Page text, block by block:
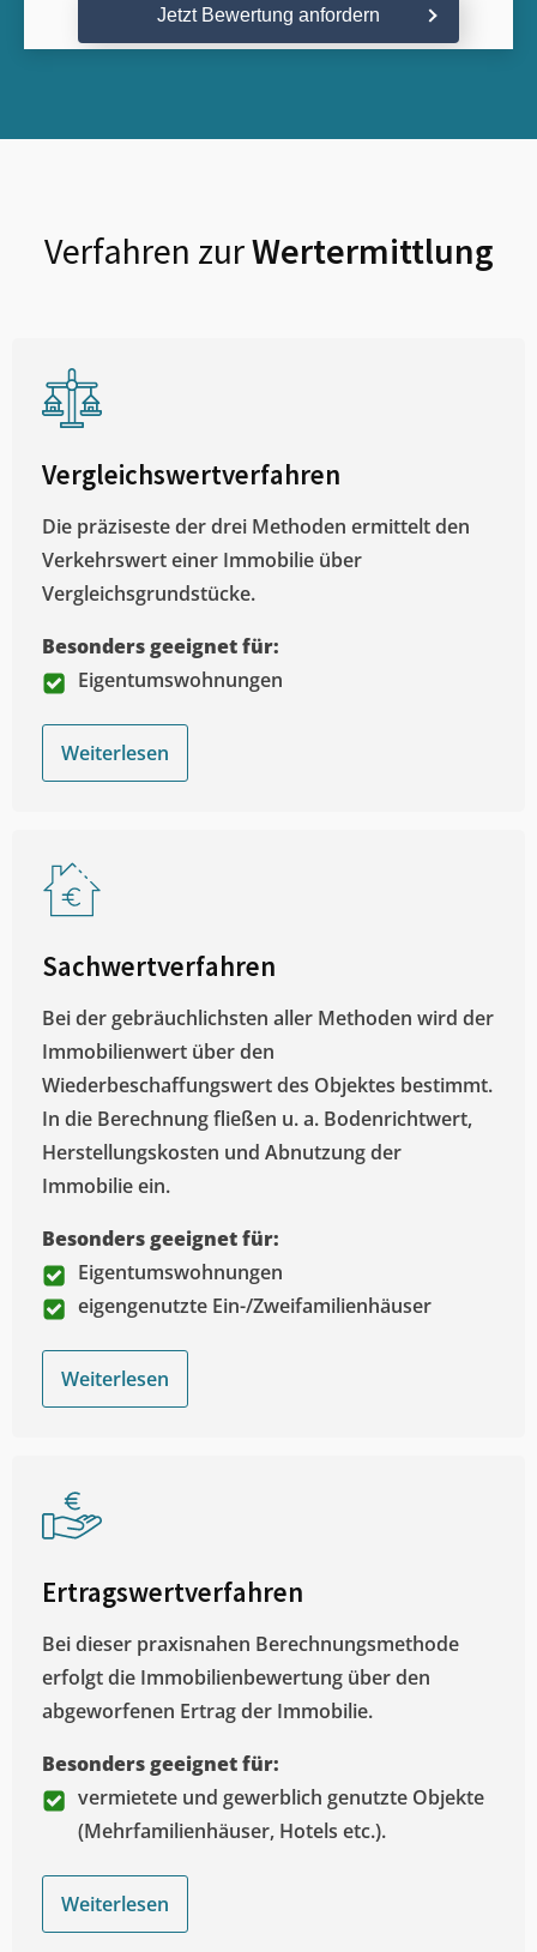
Jetzt Bewertung anfordern
Verfahren zurWertermittlung
Vergleichswertverfahren
Die präziseste der drei Methoden ermittelt den
Verkehrswert einer Immobilie über
Vergleichsgrundstücke.
Besonders geeignet für:
Eigentumswohnungen
Weiterlesen
Sachwertverfahren
Bei der gebräuchlichsten aller Methoden wird der
Immobilienwert über den
Wiederbeschaffungswert des Objektes bestimmt.
In die Berechnung fließen u. a. Bodenrichtwert,
Herstellungskosten und Abnutzung der
Immobilie ein.
Besonders geeignet für:
Eigentumswohnungen
eigengenutzte Ein-/Zweifamilienhäuser
Weiterlesen
Ertragswertverfahren
Bei dieser praxisnahen Berechnungsmethode
erfolgt die Immobilienbewertung über den
abgeworfenen Ertrag der Immobilie.
Besonders geeignet für:
vermietete und gewerblich genutzte Objekte
(Mehrfamilienhäuser, Hotels etc.).
Weiterlesen